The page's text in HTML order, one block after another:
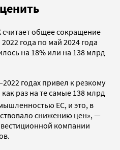
общее сокращение
года по май 2024 года
на 18% или на 138 млрд
годах привел к резкому
раз на те самые 138 млрд
ЕС, и это, в
снижению цен», —
компании